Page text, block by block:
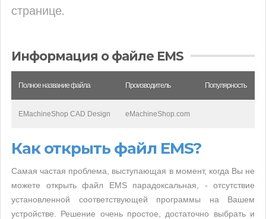
странице.
Информация о файле EMS
Полное название файла Производитель Популярность
EMachineShop CAD Design eMachineShop.com
Как открыть файл EMS?
Самая частая проблема, выступающая в момент, когда Вы не
можете открыть файл EMS парадоксальная, - отсутствие
установленной соответствующей программы на Вашем
устройстве. Решение очень простое, достаточно выбрать и